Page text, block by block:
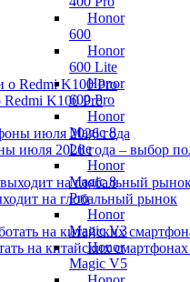
Honor
600
Honor
600 Lite
Honor
600 Pro
Honor
Magic 8
Lite
Honor
Magic 8
Pro
Honor
Magic V3
Honor
Magic V5
Redmi K100 Pro
июля 2026 года – выбор
на глобальный рынок
на китайских